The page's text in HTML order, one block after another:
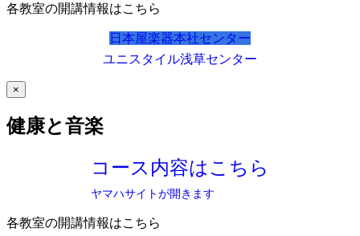
各教室の開講情報はこちら
日本屋楽器本社センター
ユニスタイル浅草センター
×
健康と音楽
コース内容はこちら
ヤマハサイトが開きます
各教室の開講情報はこちら